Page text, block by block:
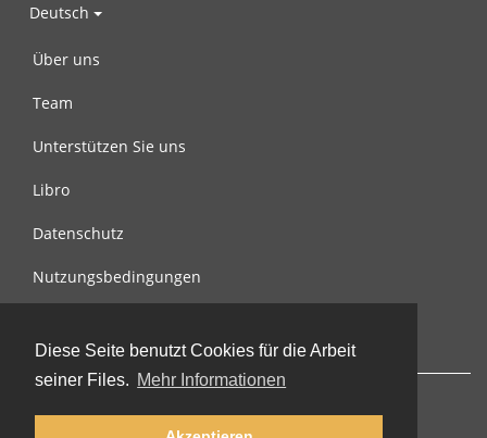
Diese Seite benutzt Cookies für die Arbeit
seiner Files. Mehr Informationen
Deutsch
Über uns
Team
Unterstützen Sie uns
Libro
Datenschutz
Nutzungsbedingungen